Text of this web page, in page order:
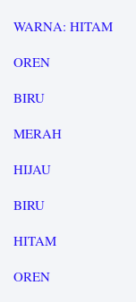
WARNA: HITAM
OREN
BIRU
MERAH
HIJAU
BIRU
HITAM
OREN